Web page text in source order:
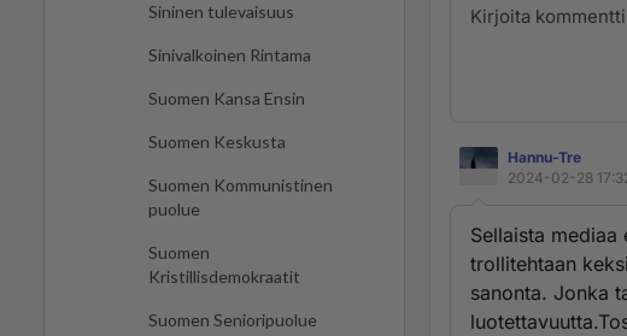
Sininen tulevaisuus
Sinivalkoinen Rintama
Suomen Kansa Ensin
Suomen Keskusta
Suomen Kommunistinen
puolue
Suomen
Kristillisdemokraatit
Suomen Senioripuolue
Hannu-Tre
2024-02-28
Sellaista mediaa
trollitehtaan
sanonta. Jonka